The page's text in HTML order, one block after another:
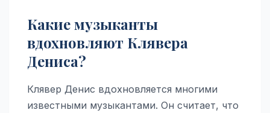
Какие музыканты
вдохновляют Клявера
Дениса?
Клявер Денис вдохновляется многими
известными музыкантами. Он считает, что